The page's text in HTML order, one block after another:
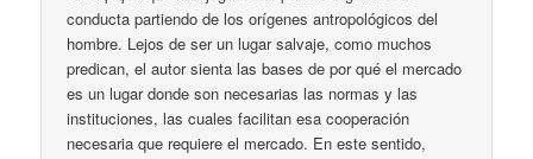
conducta partiendo de los orígenes antropológicos del
hombre. Lejos de ser un lugar salvaje, como muchos
predican, el autor sienta las bases de por qué el mercado
es un lugar donde son necesarias las normas y las
instituciones, las cuales facilitan esa cooperación
necesaria que requiere el mercado. En este sentido,